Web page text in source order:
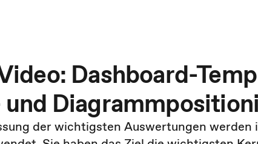
Dashboard-
und
der wichtigsten Auswertungen werden